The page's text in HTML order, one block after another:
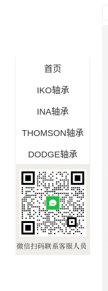
首页
IKO轴承
INA轴承
THOMSON轴承
DODGE轴承